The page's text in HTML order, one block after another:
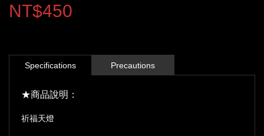
NT$450
Specifications Precautions
★商品說明：
祈福天燈